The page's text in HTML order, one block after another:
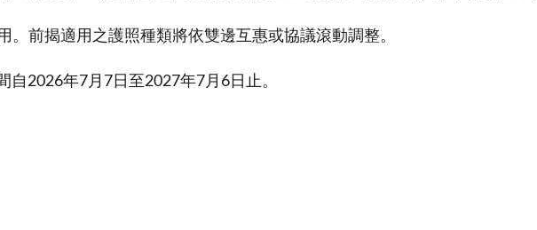
。前揭適用之護照種類將依雙邊互惠或協議滾動調整。
2026年7⽉7⽇⾄2027年7⽉6⽇⽌。